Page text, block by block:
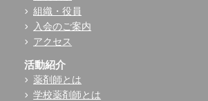
組織・役員
入会のご案内
アクセス
活動紹介
薬剤師とは
学校薬剤師とは